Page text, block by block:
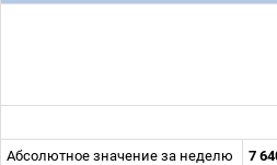
Абсолютное значение за неделю 7